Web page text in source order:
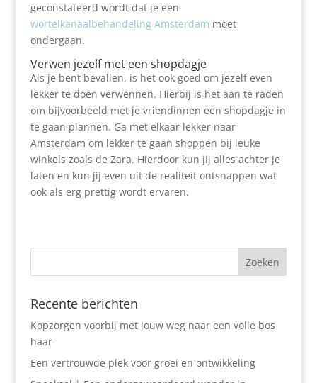
geconstateerd wordt dat je een
wortelkanaalbehandeling Amsterdam moet
ondergaan.
Verwen jezelf met een shopdagje
Als je bent bevallen, is het ook goed om jezelf even
lekker te doen verwennen. Hierbij is het aan te raden
om bijvoorbeeld met je vriendinnen een shopdagje in
te gaan plannen. Ga met elkaar lekker naar
Amsterdam om lekker te gaan shoppen bij leuke
winkels zoals de Zara. Hierdoor kun jij alles achter je
laten en kun jij even uit de realiteit ontsnappen wat
ook als erg prettig wordt ervaren.
Recente berichten
Kopzorgen voorbij met jouw weg naar een volle bos
haar
Een vertrouwde plek voor groei en ontwikkeling